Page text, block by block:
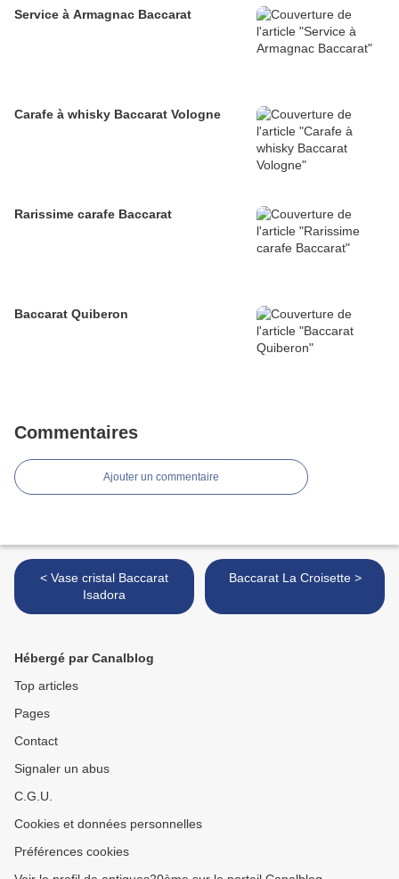
Service à Armagnac Baccarat
Carafe à whisky Baccarat Vologne
Rarissime carafe Baccarat
Baccarat Quiberon
Commentaires
Ajouter un commentaire
< Vase cristal Baccarat
Isadora
Baccarat La Croisette >
Hébergé par Canalblog
Top articles
Pages
Contact
Signaler un abus
C.G.U.
Cookies et données personnelles
Préférences cookies